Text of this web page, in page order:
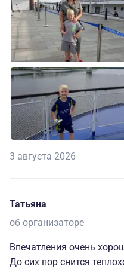
3 августа 2026
Татьяна
об организаторе
Впечатления очень
До сих пор снится